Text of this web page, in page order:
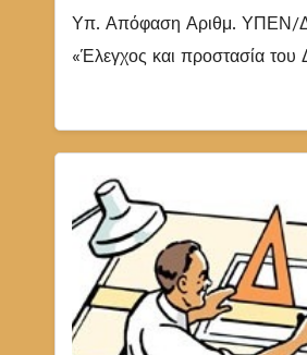
Υπ. Απόφαση Αριθμ. ΥΠΕΝ/
«Έλεγχος και προστασία του